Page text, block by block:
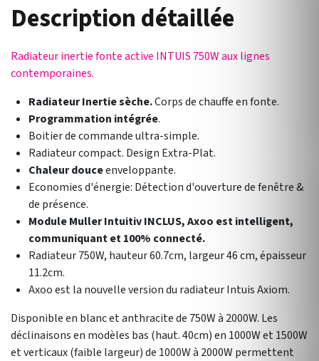
Description détaillée
Radiateur inertie fonte active INTUIS 750W aux lignes
contemporaines.
Radiateur Inertie sèche.Corps de chauffe en fonte.
Programmation intégrée.
Boitier de commande ultra-simple.
Radiateur compact. Design Extra-Plat.
Chaleur douceenveloppante.
Economies d'énergie: Détection d'ouverture de fenêtre &
de présence.
Module Muller Intuitiv INCLUS, Axoo est intelligent,
communiquant et 100% connecté.
Radiateur 750W, hauteur 60.7cm, largeur 46 cm, épaisseur
11.2cm.
Axoo est la nouvelle version du radiateur Intuis Axiom.
Disponible en blanc et anthracite de 750W à 2000W. Les
déclinaisons en modèles bas (haut. 40cm) en 1000W et 1500W
et verticaux (faible largeur) de 1000W à 2000W permettent